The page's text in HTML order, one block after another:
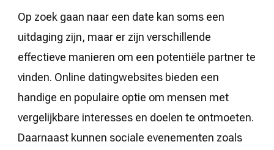
Op zoek gaan naar een date kan soms een
uitdaging zijn, maar er zijn verschillende
effectieve manieren om een potentiële partner te
vinden. Online datingwebsites bieden een
handige en populaire optie om mensen met
vergelijkbare interesses en doelen te ontmoeten.
Daarnaast kunnen sociale evenementen zoals